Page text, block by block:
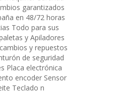
garantizados
en 48/72 horas
Todo para sus
y Apiladores
y repuestos
de seguridad
Placa electrónica
encoder Sensor
Teclado n